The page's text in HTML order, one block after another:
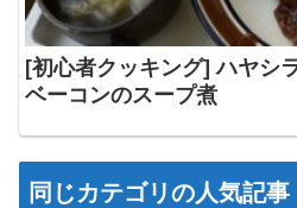
[初心者クッキング] ハヤシ
ベーコンのスープ煮
同じカテゴリの人気記事